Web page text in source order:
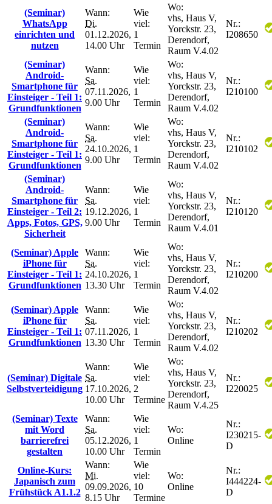
(Seminar)
WhatsApp
einrichten und
nutzen
Wann:
Di.
01.12.2026,
14.00 Uhr
Wie
viel:
1
Termin
Wo:
vhs, Haus V,
Yorckstr. 23,
Derendorf,
Raum V.4.02
Nr.:
I208650
(Seminar)
Android-
Smartphone für
Einsteiger - Teil 1:
Grundfunktionen
Wann:
Sa.
07.11.2026,
9.00 Uhr
Wie
viel:
1
Termin
Wo:
vhs, Haus V,
Yorckstr. 23,
Derendorf,
Raum V.4.02
Nr.:
I210100
(Seminar)
Android-
Smartphone für
Einsteiger - Teil 1:
Grundfunktionen
Wann:
Sa.
24.10.2026,
9.00 Uhr
Wie
viel:
1
Termin
Wo:
vhs, Haus V,
Yorckstr. 23,
Derendorf,
Raum V.4.02
Nr.:
I210102
(Seminar)
Android-
Smartphone für
Einsteiger - Teil 2:
Apps, Fotos, GPS,
Sicherheit
Wann:
Sa.
19.12.2026,
9.00 Uhr
Wie
viel:
1
Termin
Wo:
vhs, Haus V,
Yorckstr. 23,
Derendorf,
Raum V.4.01
Nr.:
I210120
(Seminar) Apple
iPhone für
Einsteiger - Teil 1:
Grundfunktionen
Wann:
Sa.
24.10.2026,
13.30 Uhr
Wie
viel:
1
Termin
Wo:
vhs, Haus V,
Yorckstr. 23,
Derendorf,
Raum V.4.02
Nr.:
I210200
(Seminar) Apple
iPhone für
Einsteiger - Teil 1:
Grundfunktionen
Wann:
Sa.
07.11.2026,
13.30 Uhr
Wie
viel:
1
Termin
Wo:
vhs, Haus V,
Yorckstr. 23,
Derendorf,
Raum V.4.02
Nr.:
I210202
(Seminar) Digitale
Selbstverteidigung
Wann:
Sa.
17.10.2026,
10.00 Uhr
Wie
viel:
2
Termine
Wo:
vhs, Haus V,
Yorckstr. 23,
Derendorf,
Raum V.4.25
Nr.:
I220025
(Seminar) Texte
mit Word
barrierefrei
gestalten
Wann:
Sa.
05.12.2026,
10.00 Uhr
Wie
viel:
1
Termin
Wo:
Online
Nr.:
I230215-
D
Online-Kurs:
Japanisch zum
Frühstück A1.1.2
Wann:
Mi.
09.09.2026,
8.15 Uhr
Wie
viel:
10
Termine
Wo:
Online
Nr.:
I444224-
D